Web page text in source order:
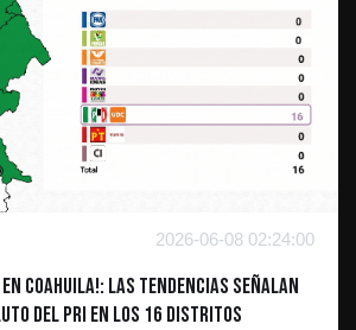
2026-06-08 02:24:00
EN COAHUILA!: Las tendencias señalan
del PRI en los 16 distritos